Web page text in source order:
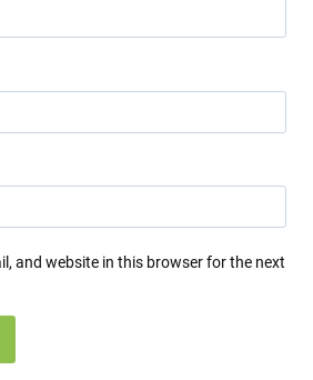
and website in this browser for the next